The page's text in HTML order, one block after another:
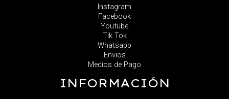
Instagram
Facebook
Youtube
Tik Tok
Whatsapp
Envios
Medios de Pago
INFORMACIÓN